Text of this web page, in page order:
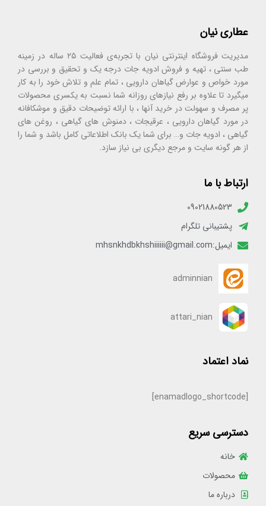
عطاری نیان
مدیریت فروشگاه اینترنتی نیان با تجربه‌ی فعالیت ۲۵ ساله در زمینه
طب سنتی ، تهیه و فروش ادویه جات درجه یک و تحقیق و بررسی در
مورد خواص و عوارض گیاهان دارویی ، تمام علم و تلاش خود را به کار
میگیرد تا علاوه بر رفع نیازهای روزانه شما نسبت به یکسری محصولات
پر مصرف و سهولت در خرید آنها ، با ارائه توضیحات دقیق و موشکافانه
در مورد گیاهان دارویی ، عرقیجات ، دمنوش های گیاهی ، روغن های
گیاهی ، ادویه جات و… برای شما یک بانک اطلاعاتی کامل باشد و شما را
از هر گونه سایت و مرجع دیگری بی نیاز سازد.
ارتباط با ما
09021880523
پشتیبانی تلگرام
ایمیل:mhsnkhdbkhshiiiiii@gmail.com
adminnian
attari_nian
نماد اعتماد
[enamadlogo_shortcode]
دسترسی سریع
خانه
محصولات
درباره ما